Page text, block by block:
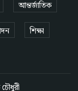
আন্তর্জাতিক
শিক্ষা